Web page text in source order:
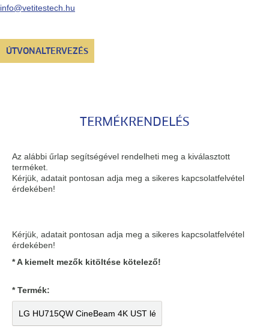
info@vetitestech.hu
ÚTVONALTERVEZÉS
TERMÉKRENDELÉS
Az alábbi űrlap segítségével rendelheti meg a kiválasztott
terméket.
Kérjük, adatait pontosan adja meg a sikeres kapcsolatfelvétel
érdekében!
Kérjük, adatait pontosan adja meg a sikeres kapcsolatfelvétel
érdekében!
* A kiemelt mezők kitöltése kötelező!
* Termék: